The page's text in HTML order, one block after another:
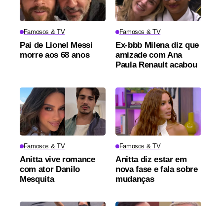
Famosos & TV
Pai de Lionel Messi
morre aos 68 anos
Famosos & TV
Ex-bbb Milena diz que
amizade com Ana
Paula Renault acabou
Famosos & TV
Anitta vive romance
com ator Danilo
Mesquita
Famosos & TV
Anitta diz estar em
nova fase e fala sobre
mudanças